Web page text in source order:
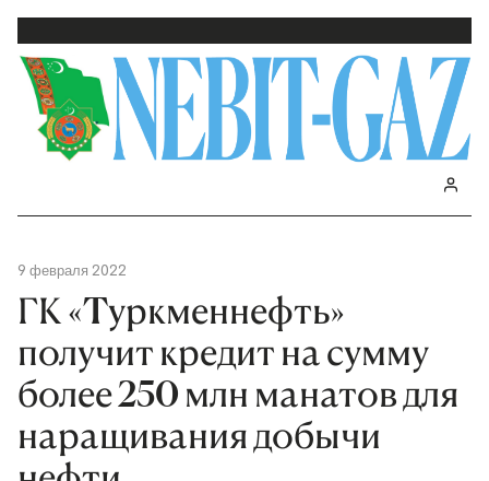
9 февраля 2022
ГК «Tуркменнефть»
получит кредит на сумму
более 250 млн манатов для
наращивания добычи